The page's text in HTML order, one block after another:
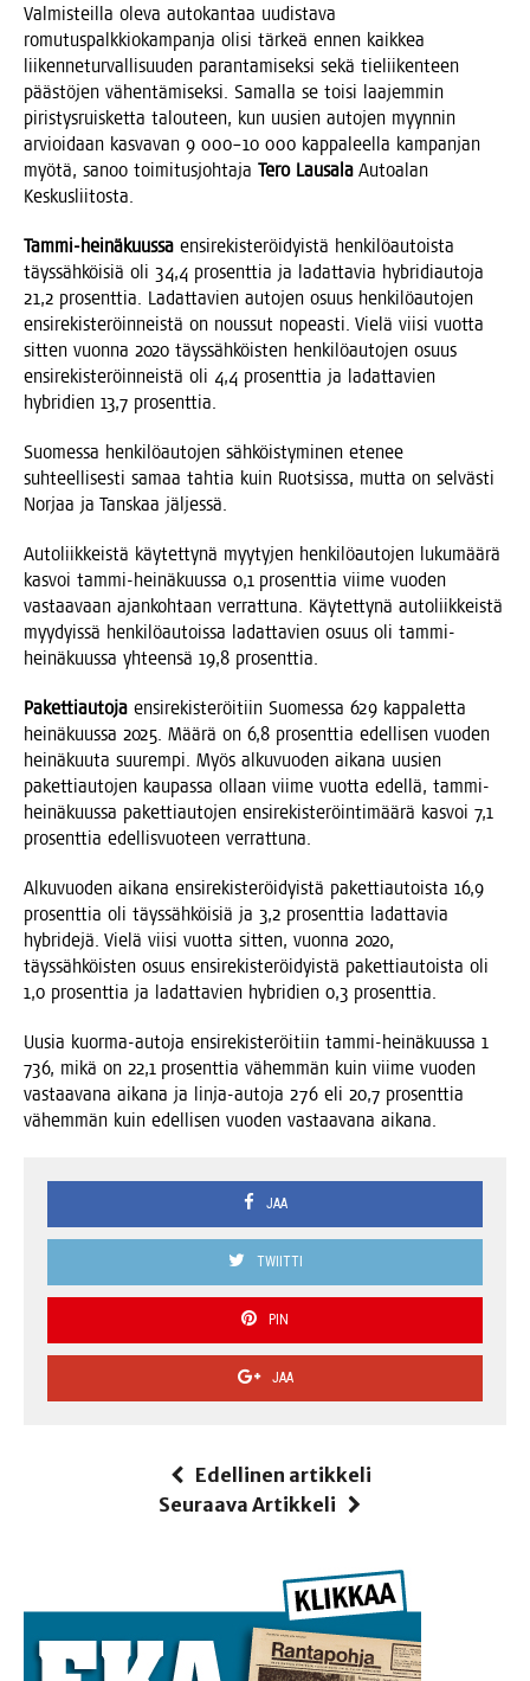
Val­mis­teil­la ole­va auto­kan­taa uudis­ta­va
romu­tus­palk­kio­kam­pan­ja oli­si tär­keä ennen kaik­kea
lii­ken­ne­tur­val­li­suu­den paran­ta­mi­sek­si sekä tie­lii­ken­teen
pääs­tö­jen vähen­tä­mi­sek­si. Samal­la se toi­si laa­jem­min
piris­tys­ruis­ket­ta talou­teen, kun uusien auto­jen myyn­nin
arvioi­daan kas­va­van 9 000–10 000 kap­pa­leel­la kam­pan­jan
myö­tä, sanoo toi­mi­tus­joh­ta­ja Tero Lausa­la Autoa­lan
Keskusliitosta.
Tam­mi-hei­nä­kuus­sa ensi­re­kis­te­röi­dyis­tä hen­ki­lö­au­tois­ta
täys­säh­köi­siä oli 34,4 pro­sent­tia ja ladat­ta­via hybri­di­au­to­ja
21,2 pro­sent­tia. Ladat­ta­vien auto­jen osuus hen­ki­lö­au­to­jen
ensi­re­kis­te­röin­neis­tä on nous­sut nopeas­ti. Vie­lä vii­si vuot­ta
sit­ten vuon­na 2020 täys­säh­köis­ten hen­ki­lö­au­to­jen osuus
ensi­re­kis­te­röin­neis­tä oli 4,4 pro­sent­tia ja ladat­ta­vien
hybri­dien 13,7 prosenttia.
Suo­mes­sa hen­ki­lö­au­to­jen säh­köis­ty­mi­nen ete­nee
suh­teel­li­ses­ti samaa tah­tia kuin Ruot­sis­sa, mut­ta on sel­väs­ti
Nor­jaa ja Tans­kaa jäljessä.
Auto­liik­keis­tä käy­tet­ty­nä myy­ty­jen hen­ki­lö­au­to­jen luku­mää­rä
kas­voi tam­mi-hei­nä­kuus­sa 0,1 pro­sent­tia vii­me vuo­den
vas­taa­vaan ajan­koh­taan ver­rat­tu­na. Käy­tet­ty­nä auto­liik­keis­tä
myy­dyis­sä hen­ki­lö­au­tois­sa ladat­ta­vien osuus oli tam­mi-
hei­nä­kuus­sa yhteen­sä 19,8 prosenttia.
Paket­ti­au­to­ja ensi­re­kis­te­röi­tiin Suo­mes­sa 629 kap­pa­let­ta
hei­nä­kuus­sa 2025. Mää­rä on 6,8 pro­sent­tia edel­li­sen vuo­den
hei­nä­kuu­ta suu­rem­pi. Myös alku­vuo­den aika­na uusien
paket­ti­au­to­jen kau­pas­sa ollaan vii­me vuot­ta edel­lä, tam­mi-
hei­nä­kuus­sa paket­ti­au­to­jen ensi­re­kis­te­röin­ti­mää­rä kas­voi 7,1
pro­sent­tia edel­lis­vuo­teen verrattuna.
Alku­vuo­den aika­na ensi­re­kis­te­röi­dyis­tä paket­ti­au­tois­ta 16,9
pro­sent­tia oli täys­säh­köi­siä ja 3,2 pro­sent­tia ladat­ta­via
hybri­de­jä. Vie­lä vii­si vuot­ta sit­ten, vuon­na 2020,
täys­säh­köis­ten osuus ensi­re­kis­te­röi­dyis­tä paket­ti­au­tois­ta oli
1,0 pro­sent­tia ja ladat­ta­vien hybri­dien 0,3 prosenttia.
Uusia kuor­ma-auto­ja ensi­re­kis­te­röi­tiin tam­mi-hei­nä­kuus­sa 1
736, mikä on 22,1 pro­sent­tia vähem­män kuin vii­me vuo­den
vas­taa­va­na aika­na ja lin­ja-auto­ja 276 eli 20,7 pro­sent­tia
vähem­män kuin edel­li­sen vuo­den vas­taa­va­na aikana.
JAA
TWIITTI
PIN
JAA
Edellinen artikkeli
Seuraava Artikkeli